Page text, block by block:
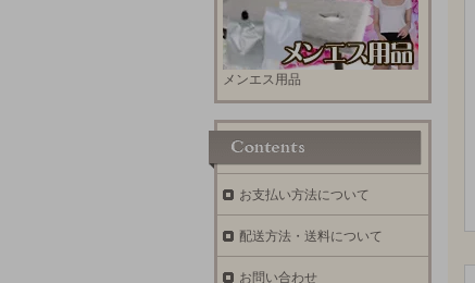
メンエス用品
お支払い方法について
配送方法・送料について
お問い合わせ